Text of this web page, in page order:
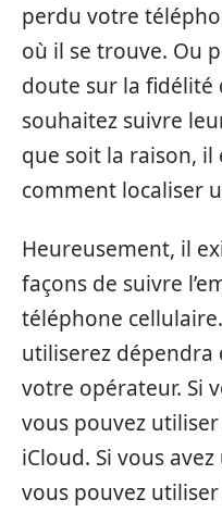
perdu votre
où il se trouve. Ou
doute sur la
souhaitez suivre
que soit la raison,
comment localiser
Heureusement, il
façons de suivre
téléphone
utiliserez
votre opérateur. Si
vous pouvez
iCloud. Si vous
vous pouvez